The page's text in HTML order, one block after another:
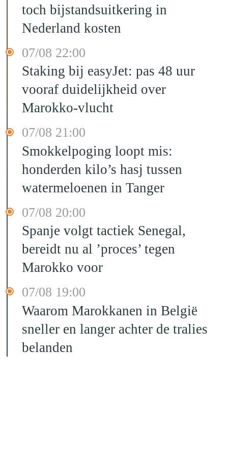
toch bijstandsuitkering in
Nederland kosten
07/08 22:00
Staking bij easyJet: pas 48 uur
vooraf duidelijkheid over
Marokko-vlucht
07/08 21:00
Smokkelpoging loopt mis:
honderden kilo’s hasj tussen
watermeloenen in Tanger
07/08 20:00
Spanje volgt tactiek Senegal,
bereidt nu al ’proces’ tegen
Marokko voor
07/08 19:00
Waarom Marokkanen in België
sneller en langer achter de tralies
belanden